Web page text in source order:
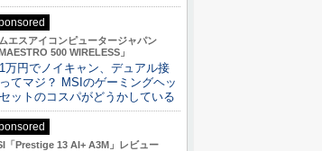
エスアイコンピュータージャパン
MAESTRO 500 WIRELESS」
万円でノイキャン、デュアル接
てマジ？ MSIのゲーミングヘッ
セットのコスパがどうかしている
「Prestige 13 AI+ A3M」レビュー